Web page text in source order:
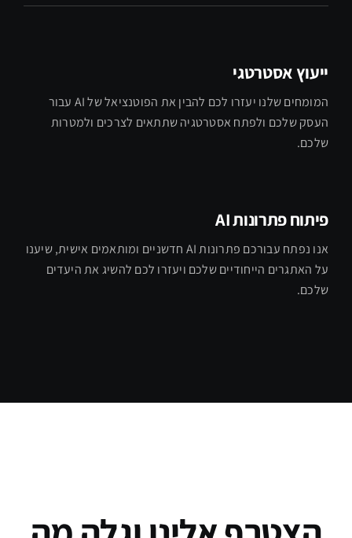
ייעוץ אסטרטגי
המומחים שלנו יעזרו לכם להבין את הפוטנציאל של AI עבור
העסק שלכם ולפתח אסטרטגיה שתתאים לצרכים ולמטרות
שלכם.
פיתוח פתרונות AI
אנו נפתח עבורכם פתרונות AI חדשניים ומותאמים אישית, שיענו
על האתגרים הייחודיים שלכם ויעזרו לכם להשיג את היעדים
שלכם.